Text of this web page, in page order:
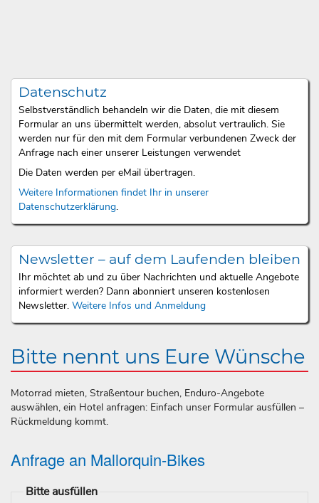
Datenschutz
Selbstverständlich behandeln wir die Daten, die mit diesem
Formular an uns übermittelt werden, absolut vertraulich. Sie
werden nur für den mit dem Formular verbundenen Zweck der
Anfrage nach einer unserer Leistungen verwendet
Die Daten werden per eMail übertragen.
Weitere Informationen findet Ihr in unserer
Datenschutzerklärung.
Newsletter – auf dem Laufenden bleiben
Ihr möchtet ab und zu über Nachrichten und aktuelle Angebote
informiert werden? Dann abonniert unseren kostenlosen
Newsletter. Weitere Infos und Anmeldung
Bitte nennt uns Eure Wünsche
Motorrad mieten, Straßentour buchen, Enduro-Angebote
auswählen, ein Hotel anfragen: Einfach unser Formular ausfüllen –
Rückmeldung kommt.
Anfrage an Mallorquin-Bikes
Bitte ausfüllen